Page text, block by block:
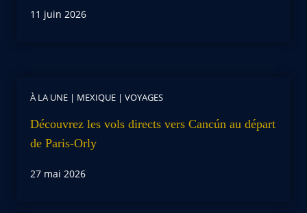
11 juin 2026
À LA UNE | MEXIQUE | VOYAGES
Découvrez les vols directs vers Cancún au départ
de Paris-Orly
27 mai 2026